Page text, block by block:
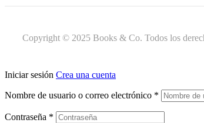
Copyright © 2025 Books & Co. Todos los
Iniciar sesión Crea una cuenta
Nombre de usuario o correo electrónico *
Contraseña *